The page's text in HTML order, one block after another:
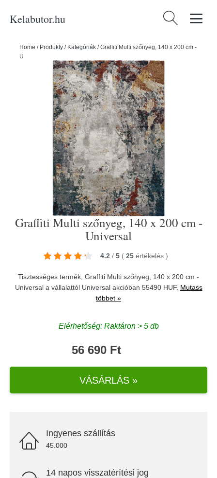
Kelabutor.hu Keresés:
Home / Produkty / Kategóriák /Graffiti Multi szőnyeg, 140 x 200 cm -
Universal
Graffiti Multi szőnyeg, 140 x 200 cm -
Universal
4.2 / 5 ( 25 értékelés )
Tisztességes termék, Graffiti Multi szőnyeg, 140 x 200 cm -
Universal a vállalattól Universalakcióban 55490 HUF. Mutass
többet »
Elérhetőség: Raktáron > 5 db
56 690 Ft
VÁSÁRLÁS »
Ingyenes szállítás
45.000
14 napos visszatérítési jog